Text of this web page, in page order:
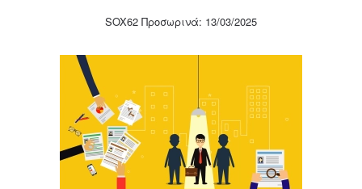
SOX62 Προσωρινά: 13/03/2025